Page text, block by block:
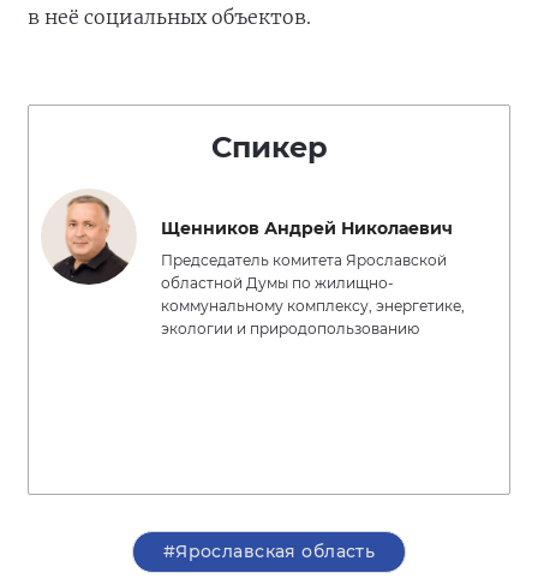
в неё социальных объектов.
Спикер
Щенников Андрей Николаевич
Председатель комитета Ярославской
областной Думы по жилищно-
коммунальному комплексу, энергетике,
экологии и природопользованию
#Ярославская область